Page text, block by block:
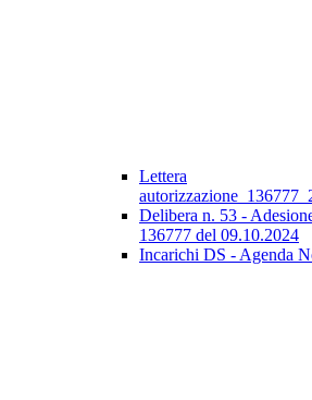
Lettera
Delibera n. 53 -
136777 del 09.10.2024
Incarichi DS - Agenda